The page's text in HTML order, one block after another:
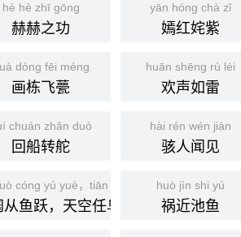
hè hè zhī gōng
赫赫之功
yān hóng chà zǐ
嫣红姹紫
dòng fēi méng
画栋飞甍
huān shēng rú léi
欢声如雷
chuán zhǎn duò
回船转舵
hài rén wén jiàn
骇人闻见
cóng yú yuè，tiān kōng rèn niǎo fēi
鱼跃，天空任鸟飞
huò jìn shi yú
祸近池鱼